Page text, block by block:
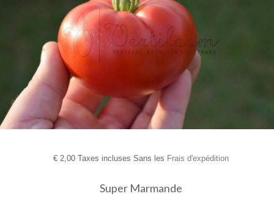
€2,00 Taxes incluses Sans les Frais d'expédition
Super Marmande